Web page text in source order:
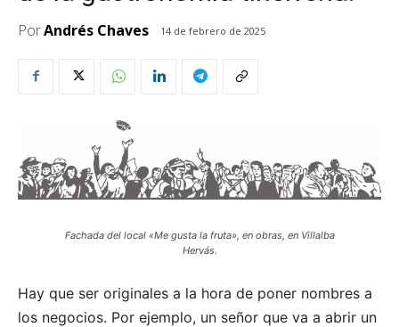
PorAndrés Chaves 14 de febrero de 2025
Fachada del local «Me gusta la fruta», en obras, en Villalba
Hervás.
Hay que ser originales a la hora de poner nombres a
los negocios. Por ejemplo, un señor que va a abrir un